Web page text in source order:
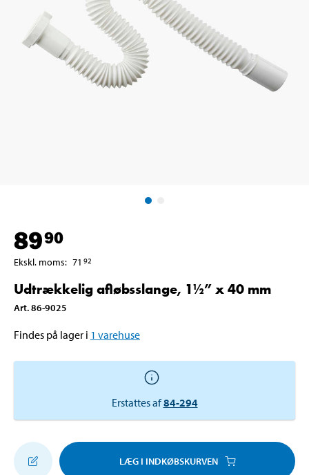
8990
Ekskl. moms: 71 92
Udtrækkelig afløbsslange, 1½” x 40 mm
Art.86-9025
Findes på lager i 1 varehuse
Erstattes af84-294
LÆG I INDKØBSKURVEN